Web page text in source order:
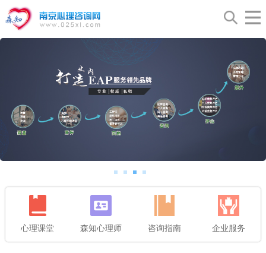
心理课堂 森知心理师 咨询指南 企业服务